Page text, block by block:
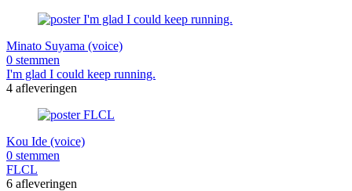
Minato Suyama (voice)
0 stemmen
I'm glad I could keep running.
4 afleveringen
Kou Ide (voice)
0 stemmen
FLCL
6 afleveringen